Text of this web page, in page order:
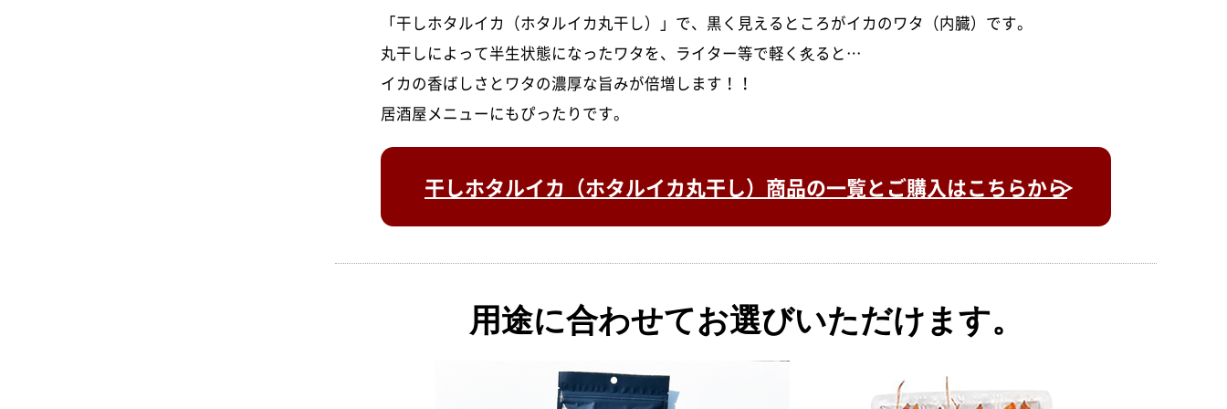
「干しホタルイカ（ホタルイカ丸干し）」で、黒く見えるところがイカのワタ（内臓）です。
丸干しによって半生状態になったワタを、ライター等で軽く炙ると…
イカの香ばしさとワタの濃厚な旨みが倍増します！！
居酒屋メニューにもぴったりです。
干しホタルイカ（ホタルイカ丸干し）商品の一覧とご購入はこちらから
用途に合わせてお選びいただけます。